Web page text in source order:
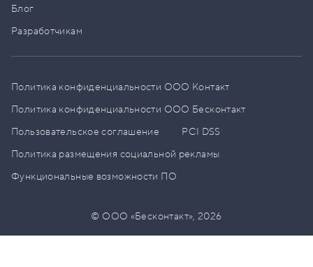
Блог
Разработчикам
Политика конфиденциальности ООО Контакт
Политика конфиденциальности ООО Бесконтакт
Пользовательское соглашение
PCI DSS
Политика размещения социальной рекламы
Функциональные возможности ПО
© ООО «Бесконтакт»,2026